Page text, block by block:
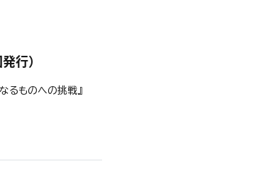
行）
るものへの挑戦』